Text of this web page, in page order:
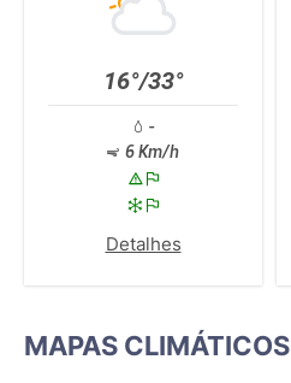
16°/33°
-
6 Km/h
Detalhes
MAPAS CLIMÁTICOS